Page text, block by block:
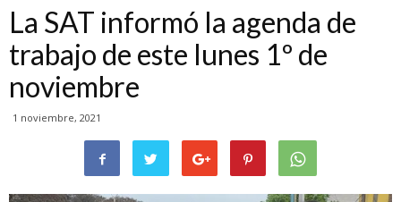
La SAT informó la agenda de
trabajo de este lunes 1º de
noviembre
1 noviembre, 2021